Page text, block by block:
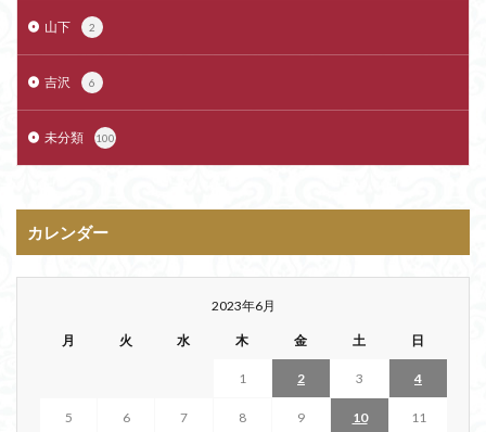
山下 2
吉沢 6
未分類 100
カレンダー
2023年6月
月 火 水 木 金 土 日
1 2 3 4
5 6 7 8 9 10 11